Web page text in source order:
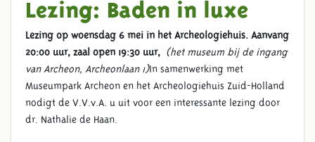
Lezing: Baden in luxe
Lezing op woensdag 6 mei in het Archeologiehuis. Aanvang
20:00 uur, zaal open 19:30 uur, (het museum bij de ingang
van Archeon, Archeonlaan 1)In samenwerking met
Museumpark Archeon en het Archeologiehuis Zuid-Holland
nodigt de V.V.v.A. u uit voor een interessante lezing door
dr. Nathalie de Haan.